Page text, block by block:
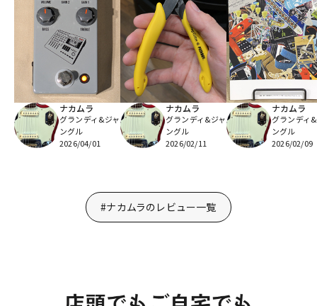
ナカムラ
グランディ&ジャ
ングル
2026/04/01
ナカムラ
グランディ&ジャ
ングル
2026/02/11
ナカムラ
グランディ
ングル
2026/02/09
#ナカムラのレビュー一覧